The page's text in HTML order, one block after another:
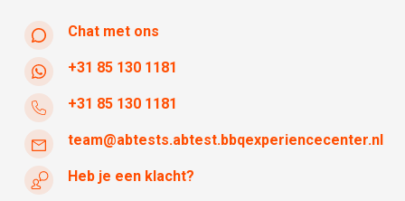
Chat met ons
+31 85 130 1181
+31 85 130 1181
team@abtests.abtest.bbqexperiencecenter.nl
Heb je een klacht?